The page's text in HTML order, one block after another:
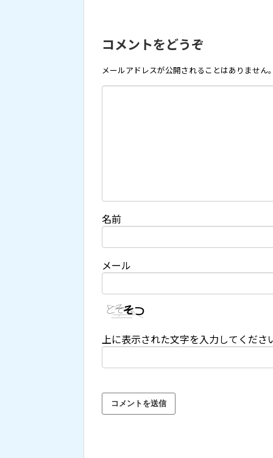
コメントをどうぞ
メールアドレスが公開されることはありません
名前
メール
上に表示された文字を入力してくださ